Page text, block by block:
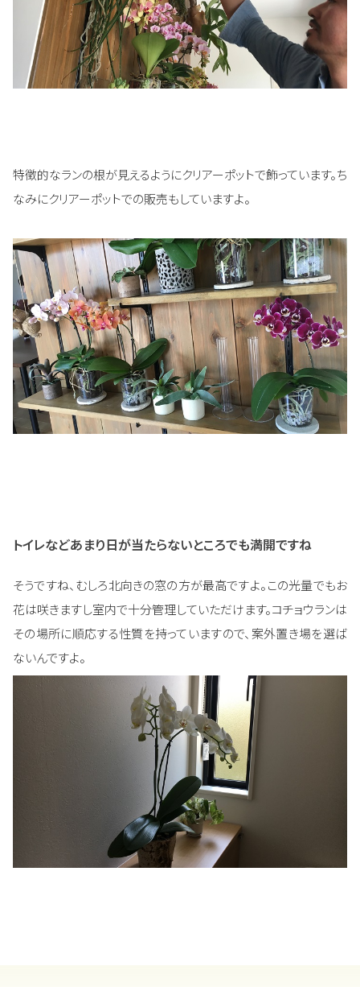
特徴的なランの根が見えるようにクリアーポットで飾っています。ち
なみにクリアーポットでの販売もしていますよ。
トイレなどあまり日が当たらないところでも満開ですね
そうですね、むしろ北向きの窓の方が最高ですよ。この光量でもお
花は咲きますし室内で十分管理していただけます。コチョウランは
その場所に順応する性質を持っていますので、案外置き場を選ば
ないんですよ。